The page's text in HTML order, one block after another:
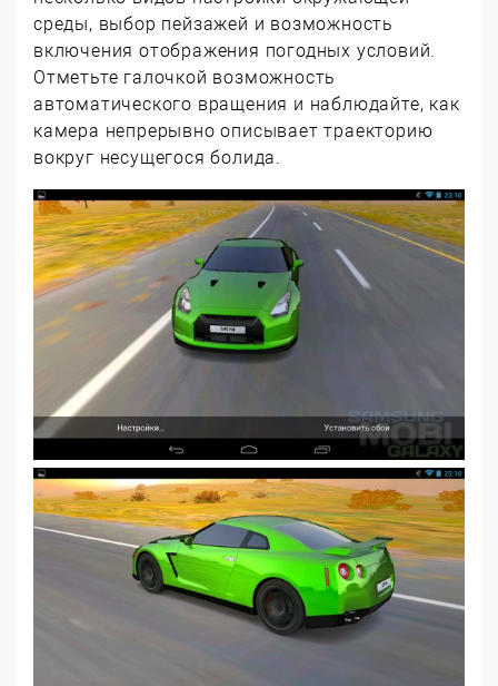
среды, выбор пейзажей и возможность
включения отображения погодных условий.
Отметьте галочкой возможность
автоматического вращения и наблюдайте, как
камера непрерывно описывает траекторию
вокруг несущегося болида.